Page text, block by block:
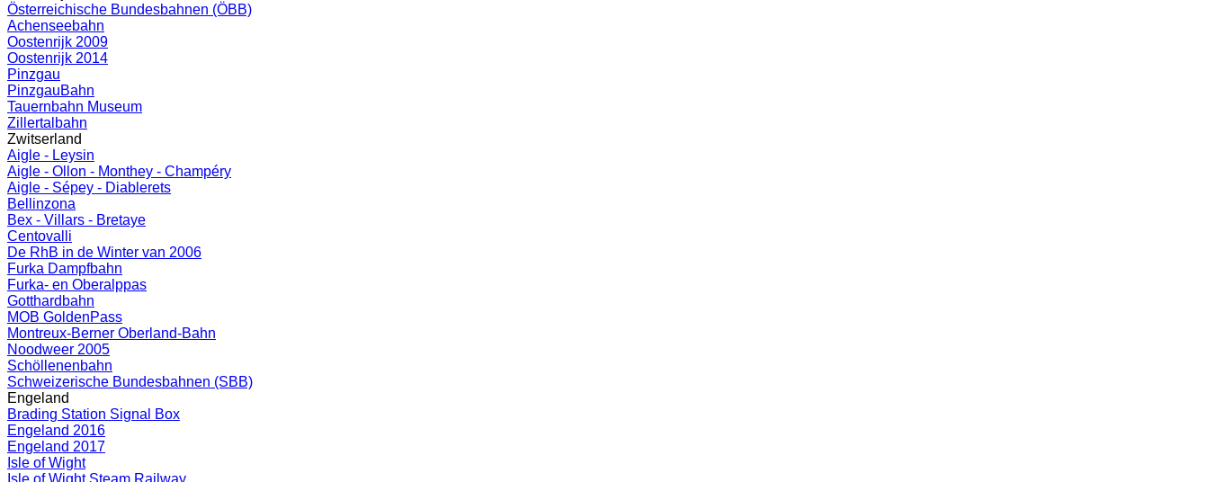
Österreichische Bundesbahnen (ÖBB)
Achenseebahn
Oostenrijk 2009
Oostenrijk 2014
Pinzgau
PinzgauBahn
Tauernbahn Museum
Zillertalbahn
Zwitserland
Aigle - Leysin
Aigle - Ollon - Monthey - Champéry
Aigle - Sépey - Diablerets
Bellinzona
Bex - Villars - Bretaye
Centovalli
De RhB in de Winter van 2006
Furka Dampfbahn
Furka- en Oberalppas
Gotthardbahn
MOB GoldenPass
Montreux-Berner Oberland-Bahn
Noodweer 2005
Schöllenenbahn
Schweizerische Bundesbahnen (SBB)
Engeland
Brading Station Signal Box
Engeland 2016
Engeland 2017
Isle of Wight
Isle of Wight Steam Railway